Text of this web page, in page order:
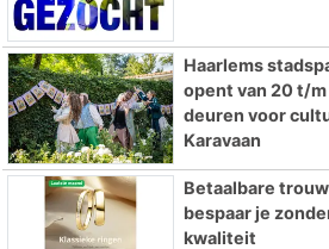
Haarlems
opent van 20 t/
deuren voor
Karavaan
Betaalbare
bespaar je
kwaliteit